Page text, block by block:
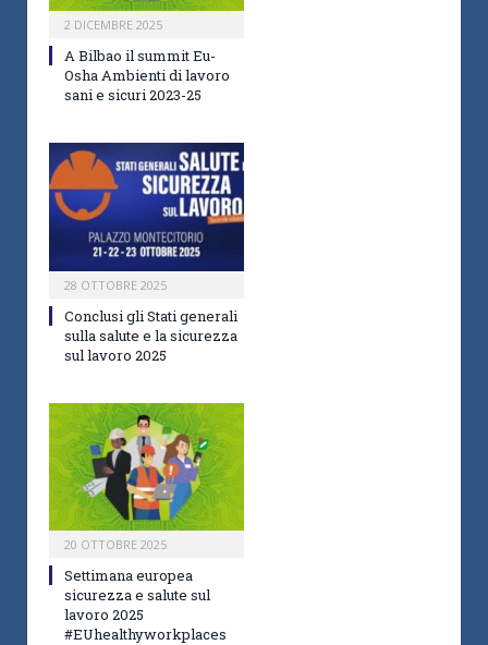
2 DICEMBRE 2025
A Bilbao il summit Eu-
Osha Ambienti di lavoro
sani e sicuri 2023-25
28 OTTOBRE 2025
Conclusi gli Stati generali
sulla salute e la sicurezza
sul lavoro 2025
20 OTTOBRE 2025
Settimana europea
sicurezza e salute sul
lavoro 2025
#EUhealthyworkplaces